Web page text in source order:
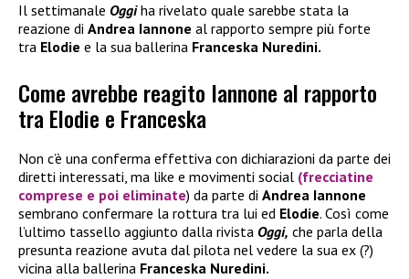
Il settimanale Oggiha rivelato quale sarebbe stata la
reazione di Andrea Iannone al rapporto sempre più forte
tra Elodie e la sua ballerina Franceska Nuredini.
Come avrebbe reagito Iannone al rapporto
tra Elodie e Franceska
Non c’è una conferma effettiva con dichiarazioni da parte dei
diretti interessati, ma like e movimenti social (frecciatine
comprese e poi eliminate) da parte di Andrea Iannone
sembrano confermare la rottura tra lui ed Elodie. Così come
l’ultimo tassello aggiunto dalla rivista Oggi, che parla della
presunta reazione avuta dal pilota nel vedere la sua ex (?)
vicina alla ballerina Franceska Nuredini.